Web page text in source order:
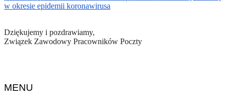
w okresie epidemii koronawirusa
Dziękujemy i pozdrawiamy,
Związek Zawodowy Pracowników Poczty
MENU